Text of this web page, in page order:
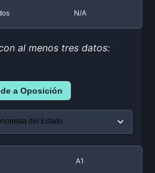
N/A
al menos tres datos:
a Oposición
A1